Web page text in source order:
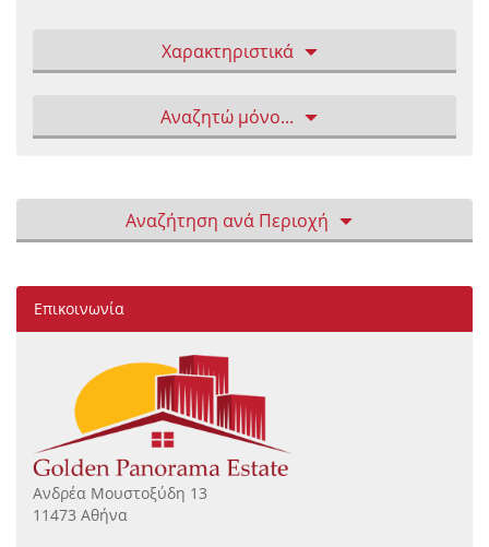
Χαρακτηριστικά
Αναζητώ μόνο...
Αναζήτηση ανά Περιοχή
Επικοινωνία
Ανδρέα Μουστοξύδη 13
11473 Αθήνα